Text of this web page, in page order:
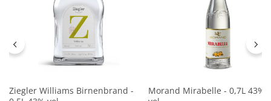
Ziegler Williams Birnenbrand -
Morand Mirabelle - 0,7L 43%